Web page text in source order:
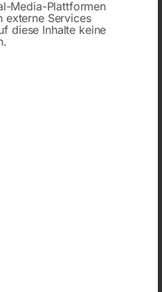
Media-Plattformen
externe Services
diese Inhalte keine